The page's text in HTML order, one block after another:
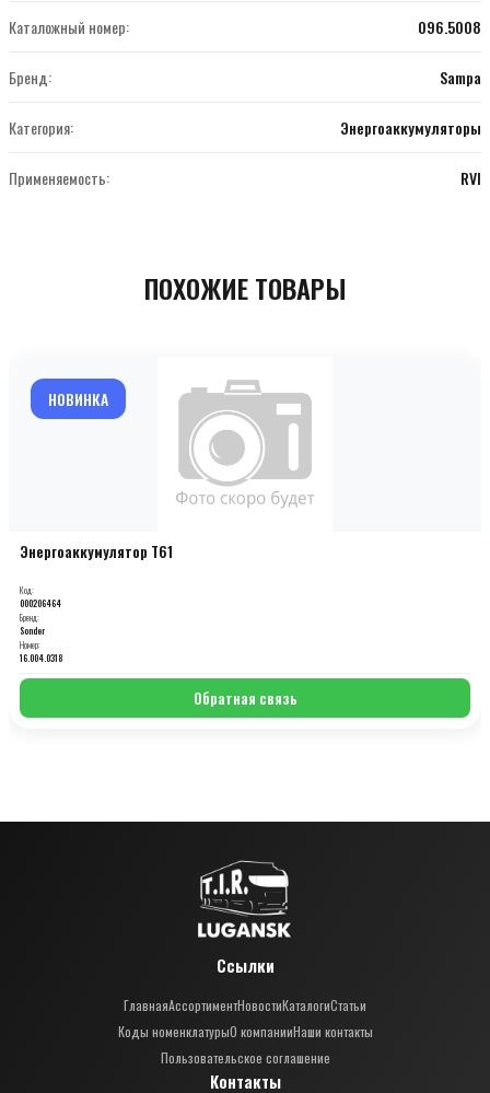
Каталожный номер: 096.5008
Бренд: Sampa
Категория: Энергоаккумуляторы
Применяемость: RVI
ПОХОЖИЕ ТОВАРЫ
НОВИНКА
Энергоаккумулятор T61
Код:
000206464
Бренд:
Sonder
Номер:
16.004.0318
Обратная связь
Ссылки
ГлавнаяАссортиментНовостиКаталогиСтатьи
Коды номенклатурыО компанииНаши контакты
Пользовательское соглашение
Контакты